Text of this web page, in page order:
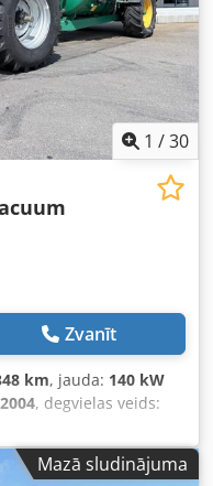
1 /30
Zvanīt
km, jauda: 140 kW
, degvielas veids:
Mazā sludinājuma